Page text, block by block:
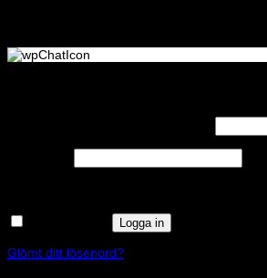
Logga in
Glömt ditt lösenord?